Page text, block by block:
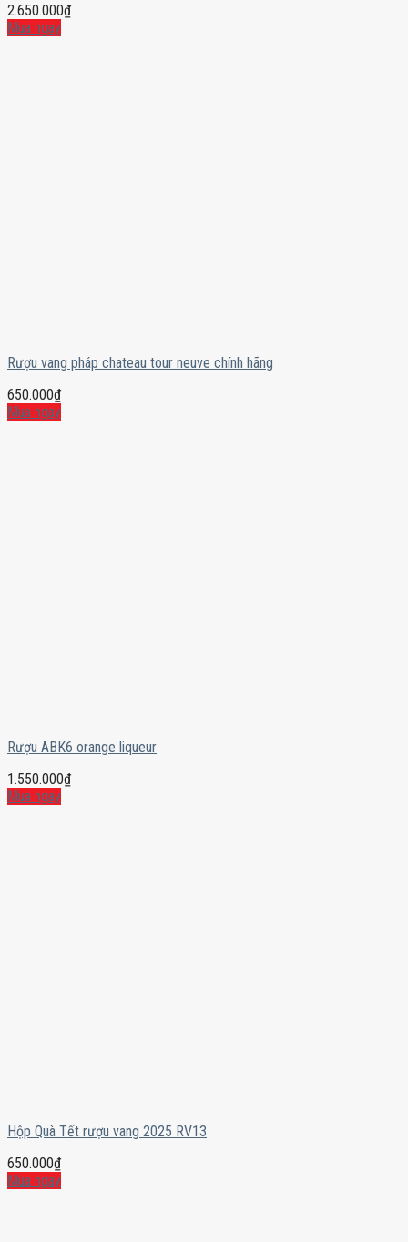
2.650.000₫
Mua ngay
Rượu vang pháp chateau tour neuve chính hãng
650.000₫
Mua ngay
Rượu ABK6 orange liqueur
1.550.000₫
Mua ngay
Hộp Quà Tết rượu vang 2025 RV13
650.000₫
Mua ngay